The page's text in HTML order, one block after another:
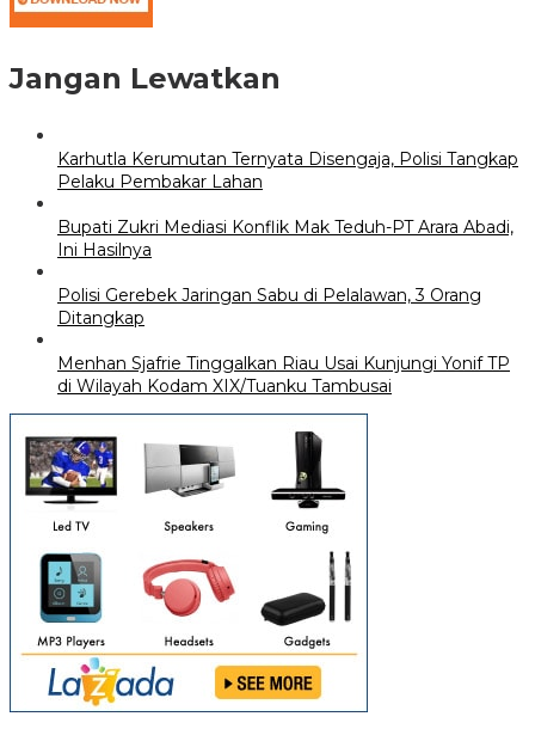
Jangan Lewatkan
Karhutla Kerumutan Ternyata Disengaja, Polisi Tangkap
Pelaku Pembakar Lahan
Bupati Zukri Mediasi Konflik Mak Teduh-PT Arara Abadi,
Ini Hasilnya
Polisi Gerebek Jaringan Sabu di Pelalawan, 3 Orang
Ditangkap
Menhan Sjafrie Tinggalkan Riau Usai Kunjungi Yonif TP
di Wilayah Kodam XIX/Tuanku Tambusai